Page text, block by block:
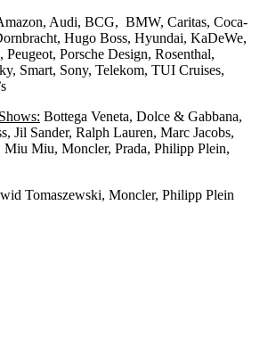
Audi, BCG, BMW, Caritas, Coca-
Hugo Boss, Hyundai, KaDeWe,
Porsche Design, Rosenthal,
Smart, Sony, Telekom, TUI Cruises,
Bottega Veneta, Dolce & Gabbana,
Jil Sander, Ralph Lauren, Marc Jacobs,
Miu Miu, Moncler, Prada, Philipp Plein,
Tomaszewski, Moncler, Philipp Plein